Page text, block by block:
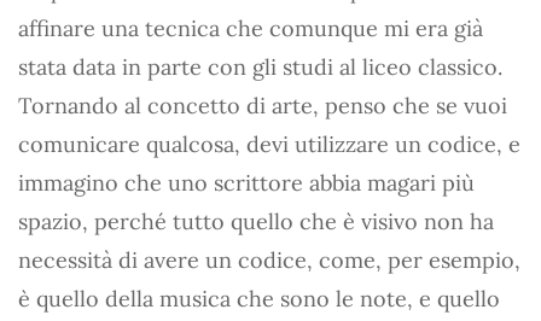
affinare una tecnica che comunque mi era già
stata data in parte con gli studi al liceo classico.
Tornando al concetto di arte, penso che se vuoi
comunicare qualcosa, devi utilizzare un codice, e
immagino che uno scrittore abbia magari più
spazio, perché tutto quello che è visivo non ha
necessità di avere un codice, come, per esempio,
è quello della musica che sono le note, e quello